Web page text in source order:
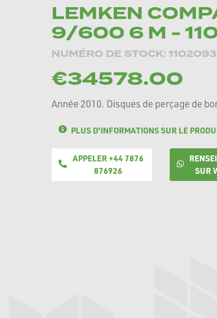
LEMKEN
9/600 6 M -
NUMÉRO DE STOCK:
€34578.00
Année 2010. Disques de perçage de
PLUS D'INFORMATIONS SUR LE
APPELER +44 7876
876926
SUR